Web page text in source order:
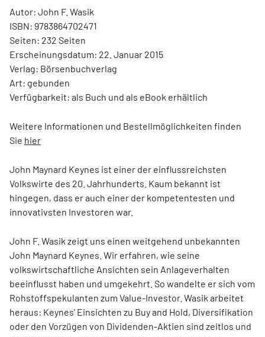
Autor: John F. Wasik
ISBN: 9783864702471
Seiten: 232 Seiten
Erscheinungsdatum: 22. Januar 2015
Verlag: Börsenbuchverlag
Art: gebunden
Verfügbarkeit: als Buch und als eBook erhältlich
Weitere Informationen und Bestellmöglichkeiten finden
Sie hier
John Maynard Keynes ist einer der einflussreichsten
Volkswirte des 20. Jahrhunderts. Kaum bekannt ist
hingegen, dass er auch einer der kompetentesten und
innovativsten Investoren war.
John F. Wasik zeigt uns einen weitgehend unbekannten
John Maynard Keynes. Wir erfahren, wie seine
volkswirtschaftliche Ansichten sein Anlageverhalten
beeinflusst haben und umgekehrt. So wandelte er sich vom
Rohstoffspekulanten zum Value-Investor. Wasik arbeitet
heraus: Keynes’ Einsichten zu Buy and Hold, Diversifikation
oder den Vorzügen von Dividenden-Aktien sind zeitlos und